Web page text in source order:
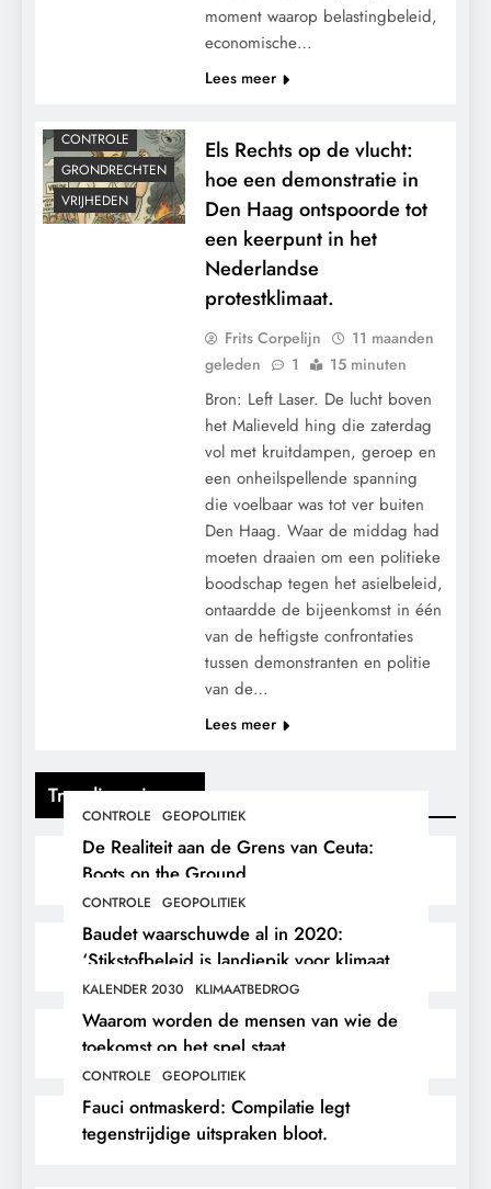
Trending nieuws
CONTROLE GEOPOLITIEK
De Realiteit aan de Grens van Ceuta:
Boots on the Ground.
CONTROLE GEOPOLITIEK
Baudet waarschuwde al in 2020:
‘Stikstofbeleid is landjepik voor klimaat
en immigratie’.
KALENDER 2030 KLIMAATBEDROG
Waarom worden de mensen van wie de
toekomst op het spel staat,
buitengesloten?
CONTROLE GEOPOLITIEK
Fauci ontmaskerd: Compilatie legt
tegenstrijdige uitspraken bloot.
moment waarop belastingbeleid,
economische…
Lees meer
CONTROLE
GRONDRECHTEN
VRIJHEDEN
Els Rechts op de vlucht:
hoe een demonstratie in
Den Haag ontspoorde tot
een keerpunt in het
Nederlandse
protestklimaat.
Frits Corpelijn
11 maanden
geleden
1 15 minuten
Bron: Left Laser. De lucht boven
het Malieveld hing die zaterdag
vol met kruitdampen, geroep en
een onheilspellende spanning
die voelbaar was tot ver buiten
Den Haag. Waar de middag had
moeten draaien om een politieke
boodschap tegen het asielbeleid,
ontaardde de bijeenkomst in één
van de heftigste confrontaties
tussen demonstranten en politie
van de…
Lees meer